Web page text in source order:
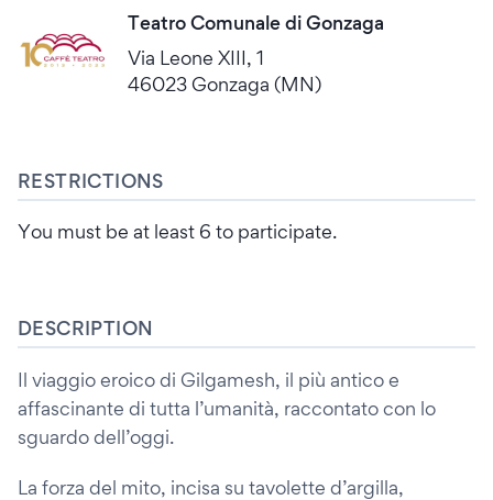
Teatro Comunale di Gonzaga
Via Leone XIII, 1
46023 Gonzaga (MN)
RESTRICTIONS
You must be at least 6 to participate.
DESCRIPTION
Il viaggio eroico di Gilgamesh, il più antico e
affascinante di tutta l’umanità, raccontato con lo
sguardo dell’oggi.
La forza del mito, incisa su tavolette d’argilla,